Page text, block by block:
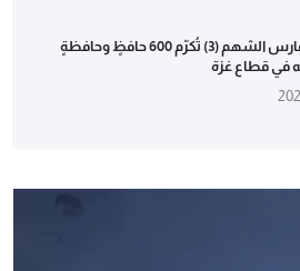
عملية الفارس الشهم (3) تُكرّم 600 حافظٍ وحافظةٍ
في قطاع غزة